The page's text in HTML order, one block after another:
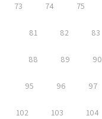
73 74 75
81 82 83
88 89 90
95 96 97
102 103 104